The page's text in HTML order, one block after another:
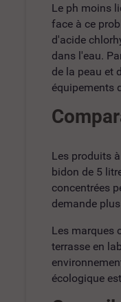
Le ph moins
face à ce
d'acide
dans l'eau.
de la peau et
équipements
Les produits
bidon de 5
concentrées
demande
Les marques
terrasse en
écologique